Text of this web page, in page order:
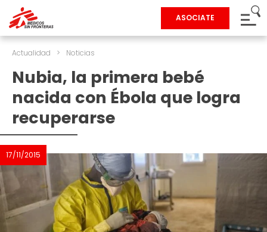
ASOCIATE
Actualidad > Noticias
Nubia, la primera bebé
nacida con Ébola que logra
recuperarse
17/11/2015